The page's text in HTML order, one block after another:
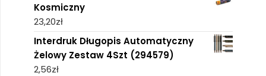
Kosmiczny
23,20zł
Interdruk Długopis Automatyczny
Żelowy Zestaw 4Szt (294579)
2,56zł